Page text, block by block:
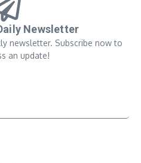
Newsletter
newsletter. Subscribe now to
an update!